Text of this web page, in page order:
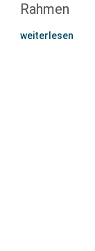
Rahmen
weiterlesen